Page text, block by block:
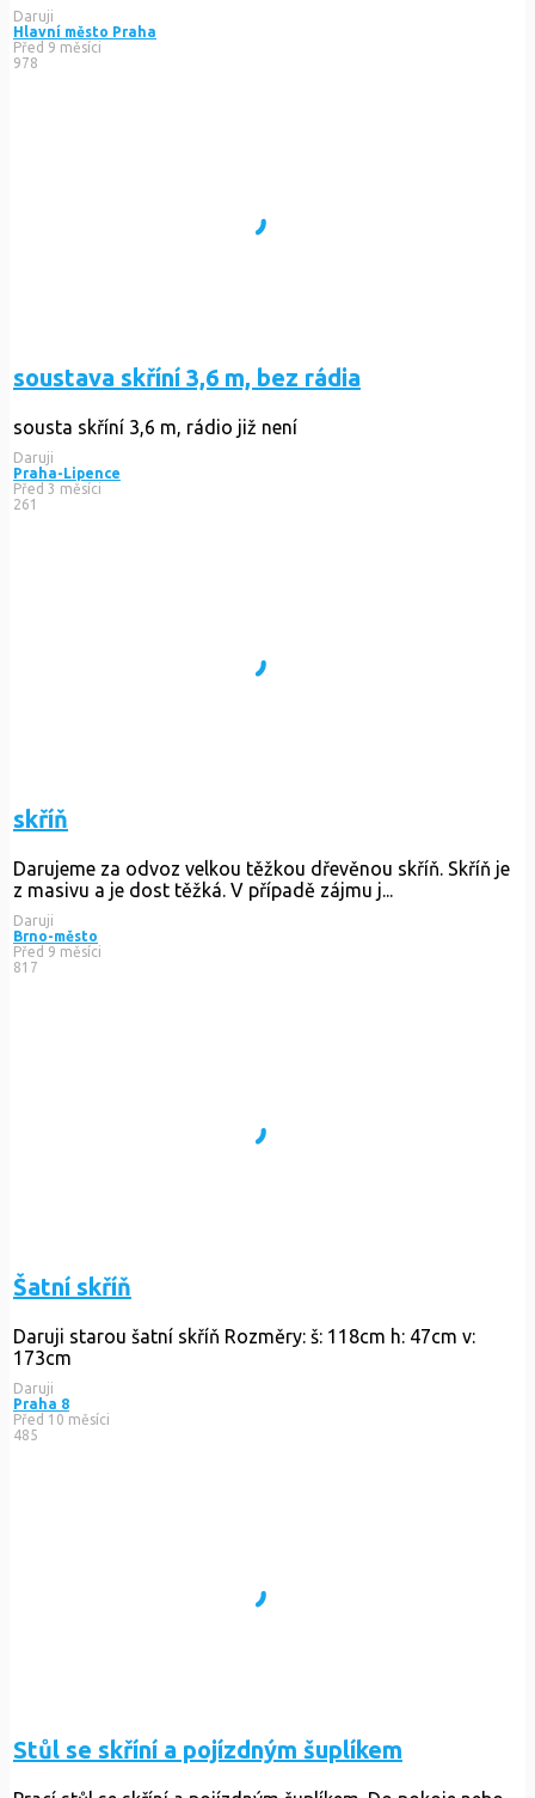
Daruji
Hlavní město Praha
Před 9 měsíci
978
soustava skříní 3,6 m, bez rádia
sousta skříní 3,6 m, rádio již není
Daruji
Praha-Lipence
Před 3 měsíci
261
skříň
Darujeme za odvoz velkou těžkou dřevěnou skříň. Skříň je
z masivu a je dost těžká. V případě zájmu j...
Daruji
Brno-město
Před 9 měsíci
817
Šatní skříň
Daruji starou šatní skříň Rozměry: š: 118cm h: 47cm v:
173cm
Daruji
Praha 8
Před 10 měsíci
485
Stůl se skříní a pojízdným šuplíkem